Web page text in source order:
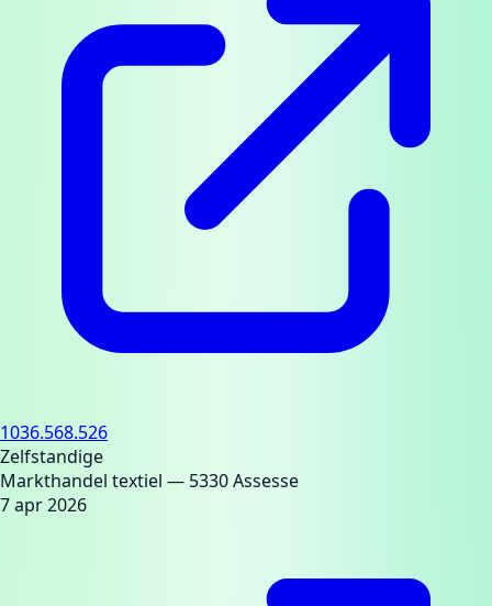
1036.568.526
Zelfstandige
Markthandel textiel — 5330 Assesse
7 apr 2026